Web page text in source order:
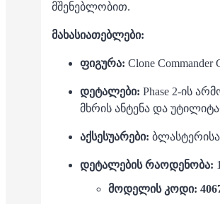
მშენებლობით.
მახასიათებლები:
ფიგურა: Clone
დეტალები: Phase 2-ის
მხრის ანტენა და
აქსესუარები:
დეტალების რაოდენობა:
მოდელის კოდი: